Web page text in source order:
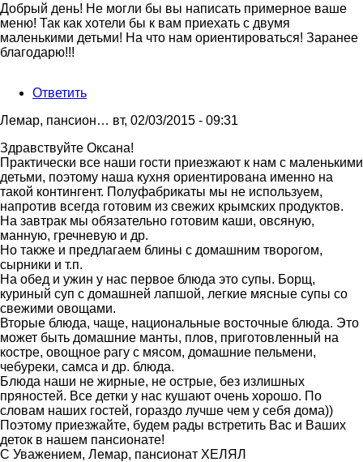
Добрый день! Не могли бы вы написать примерное ваше
меню! Так как хотели бы к вам приехать с двумя
маленькими детьми! На что нам ориентироваться! Заранее
благодарю!!!
Ответить
Лемар, пансион… вт, 02/03/2015 - 09:31
Ответ
на
Добрый
день!
Не
могли
бы
вы
от
Оксана
Здравствуйте Оксана!
Практически все наши гости приезжают к нам с маленькими
детьми, поэтому наша кухня ориентирована именно на
такой контингент. Полуфабрикаты мы не используем,
напротив всегда готовим из свежих крымских продуктов.
На завтрак мы обязательно готовим каши, овсяную,
манную, гречневую и др.
Но также и предлагаем блины с домашним творогом,
сырники и т.п.
На обед и ужин у нас первое блюда это супы. Борщ,
куриный суп с домашней лапшой, легкие мясные супы со
свежими овощами.
Вторые блюда, чаще, национальные восточные блюда. Это
может быть домашние манты, плов, приготовленный на
костре, овощное рагу с мясом, домашние пельмени,
чебуреки, самса и др. блюда.
Блюда наши не жирные, не острые, без излишных
пряностей. Все детки у нас кушают очень хорошо. По
словам наших гостей, гораздо лучше чем у себя дома))
Поэтому приезжайте, будем рады встретить Вас и Ваших
деток в нашем пансионате!
С Уважением, Лемар, пансионат ХЕЛЯЛ